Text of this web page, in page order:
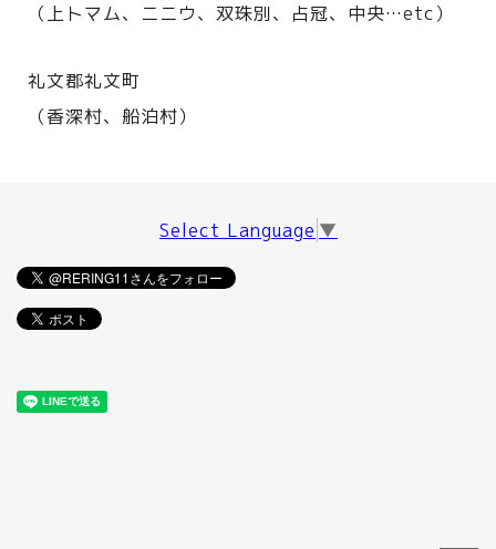
（上トマム、ニニウ、双珠別、占冠、中央…etc）
礼文郡礼文町
（香深村、船泊村）
Select Language ▼